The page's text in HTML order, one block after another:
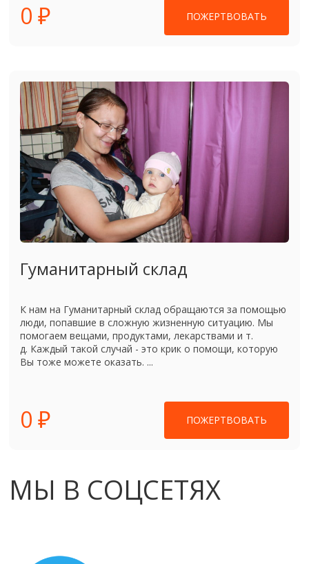
0 ₽ ПОЖЕРТВОВАТЬ
Гуманитарный склад
К нам на Гуманитарный склад обращаются за помощью
люди, попавшие в сложную жизненную ситуацию. Мы
помогаем вещами, продуктами, лекарствами и т.
д. Каждый такой случай - это крик о помощи, которую
Вы тоже можете оказать. ...
0 ₽ ПОЖЕРТВОВАТЬ
МЫ В СОЦСЕТЯХ